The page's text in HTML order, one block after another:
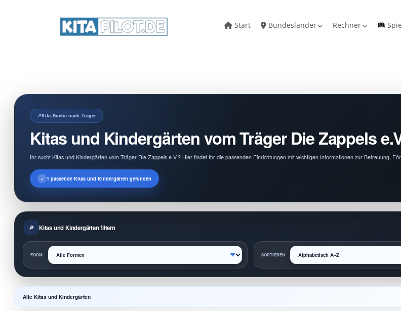
Start Bundesländer Rechner
Kita-Suche nach Träger
Kitas und Kindergärten vom Träger Die Zappels
Ihr sucht Kitas und Kindergärten vom Träger Die Zappels e.V.? Hier findet Ihr die passenden Einrichtungen mit wichtigen Informationen zur Betreuung,
1 passende Kitas und Kindergärten gefunden
Kitas und Kindergärten filtern
FORM SORTIEREN
Alle Kitas und Kindergärten